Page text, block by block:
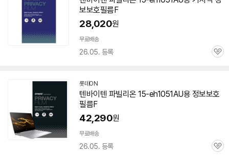
보보호필름F
28,020원
무료배송
26.05. 등록
관
롯데ON
텐바이텐 파빌리온 15-eh1051AU용 정보보호
필름F
42,290원
무료배송
26.05. 등록
관